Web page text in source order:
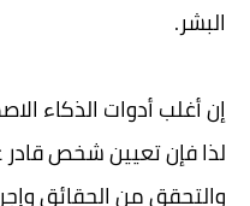
البشر.
إن أغلب أدوات الذكاء
لذا فإن تعيين شخص قادر
والتحقق من الحقائق